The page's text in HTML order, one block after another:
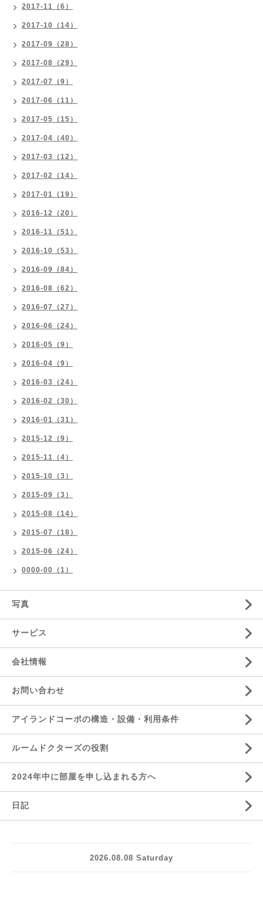
2017-11（6）
2017-10（14）
2017-09（28）
2017-08（29）
2017-07（9）
2017-06（11）
2017-05（15）
2017-04（40）
2017-03（12）
2017-02（14）
2017-01（19）
2016-12（20）
2016-11（51）
2016-10（53）
2016-09（84）
2016-08（62）
2016-07（27）
2016-06（24）
2016-05（9）
2016-04（9）
2016-03（24）
2016-02（30）
2016-01（31）
2015-12（9）
2015-11（4）
2015-10（3）
2015-09（3）
2015-08（14）
2015-07（18）
2015-06（24）
0000-00（1）
写真
サービス
会社情報
お問い合わせ
アイランドコーポの構造・設備・利用条件
ルームドクターズの役割
2024年中に部屋を申し込まれる方へ
日記
2026.08.08 Saturday